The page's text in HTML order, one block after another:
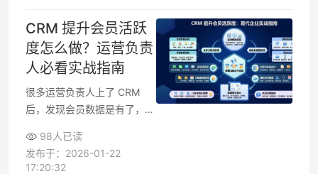
营的组合工程。围绕智能导购
Agent，需要一套清晰的意图
体系、话术策略和数据闭环，
才能让对话从“能聊”变成“会
卖”。
CRM 提升会员活跃
度怎么做？运营负责
人必看实战指南
很多运营负责人上了 CRM
后，发现会员数据是有了，活
问题通常不在系统本身，而在
于没有把会员策略和 CRM 功
98人已读
发布于：2026-01-22
17:20:32